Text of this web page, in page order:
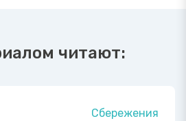
читают:
Сбережения